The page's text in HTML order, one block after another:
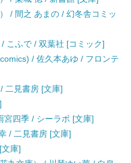
/ 間之 あまの / 幻冬舎コミッ
こふで / 双葉社 [コミック]
/ 佐久本あゆ / フロンテ
二見書房 [文庫]
宮四季 / シーラボ [文庫]
/ 二見書房 [文庫]
庫]